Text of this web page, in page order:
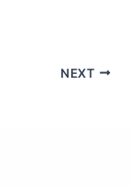
NEXT